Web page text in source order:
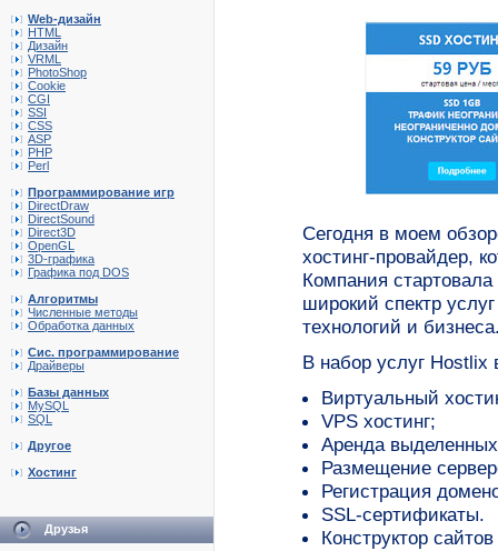
Web-дизайн
HTML
Дизайн
VRML
PhotoShop
Cookie
CGI
SSI
CSS
ASP
PHP
Perl
Программирование игр
DirectDraw
DirectSound
Direct3D
OpenGL
3D-графика
Графика под DOS
Алгоритмы
Численные методы
Обработка данных
Сис. программирование
Драйверы
Базы данных
MySQL
SQL
Другое
Хостинг
Друзья
Сегодня в моем
хостинг-провайдер,
Компания
широкий спектр
технологий и
В набор услуг Hostlix
Виртуальный
VPS хостинг;
Аренда
Размещение
Регистрация
SSL-сертификаты.
Конструктор сайтов